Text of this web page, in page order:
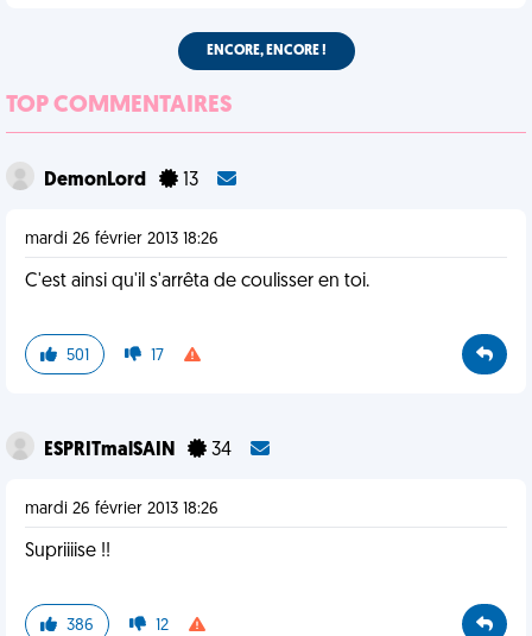
ENCORE, ENCORE !
TOP COMMENTAIRES
DemonLord 13
mardi 26 février 2013 18:26
C'est ainsi qu'il s'arrêta de coulisser en toi.
501 17
ESPRITmalSAIN 34
mardi 26 février 2013 18:26
Supriiiise !!
386 12